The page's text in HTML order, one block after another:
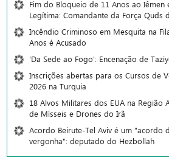
Fim do Bloqueio de 11 Anos ao Iêmen
Legítima: Comandante da Força Quds
Incêndio Criminoso em Mesquita na
Anos é Acusado
'Da Sede ao Fogo': Encenação de
Inscrições abertas para os Cursos de
2026 na Turquia
18 Alvos Militares dos EUA na Região
de Mísseis e Drones do Irã
Acordo Beirute-Tel Aviv é um "acordo
vergonha": deputado do Hezbollah